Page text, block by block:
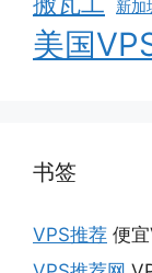
新加
美国
书签
VPS推荐 便